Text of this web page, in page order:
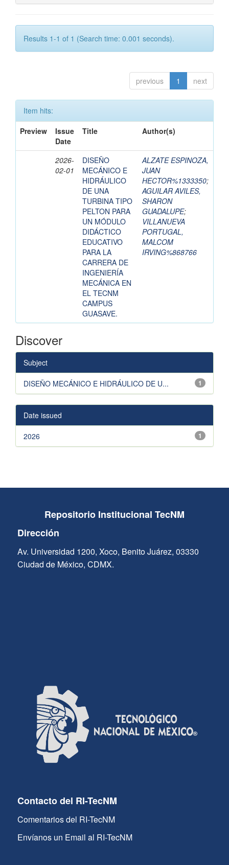
Results 1-1 of 1 (Search time: 0.001 seconds).
previous 1 next
Item hits:
Preview
Issue
Date
Title Author(s)
2026-
02-01
DISEÑO
MECÁNICO E
HIDRÁULICO
DE UNA
TURBINA TIPO
PELTON PARA
UN MÓDULO
DIDÁCTICO
EDUCATIVO
PARA LA
CARRERA DE
INGENIERÍA
MECÁNICA EN
EL TECNM
CAMPUS
GUASAVE.
ALZATE ESPINOZA,
JUAN
HECTOR%1333350;
AGUILAR AVILES,
SHARON
GUADALUPE;
VILLANUEVA
PORTUGAL,
MALCOM
IRVING%868766
Discover
Subject
1
DISEÑO MECÁNICO E HIDRÁULICO DE U...
Date issued
1
2026
Repositorio Institucional TecNM
Dirección
Av. Universidad 1200, Xoco, Benito Juárez, 03330
Ciudad de México, CDMX.
Contacto del RI-TecNM
Comentarios del RI-TecNM
Envíanos un Email al RI-TecNM